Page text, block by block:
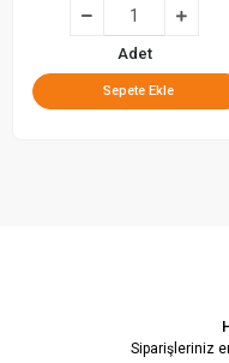
Adet
Sepete Ekle
Siparişleriniz